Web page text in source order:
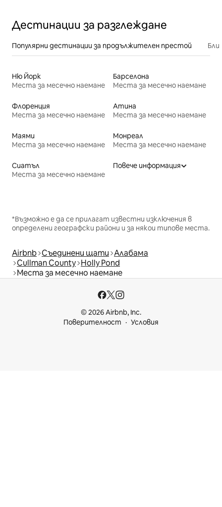
Дестинации за разглеждане
Популярни дестинации за продължителен престой
Ню Йорк
Места за месечно наемане
Барселона
Места за месечно наемане
Флоренция
Места за месечно наемане
Атина
Места за месечно наемане
Маями
Места за месечно наемане
Монреал
Места за месечно наемане
Сиатъл
Места за месечно наемане
Повече информация
*Възможно е да се прилагат известни изключения в
определени географски райони и за някои типове места.
Airbnb Съединени щати Алабама
Cullman County Holly Pond
Места за месечно наемане
© 2026 Airbnb, Inc.
Поверителност
Условия